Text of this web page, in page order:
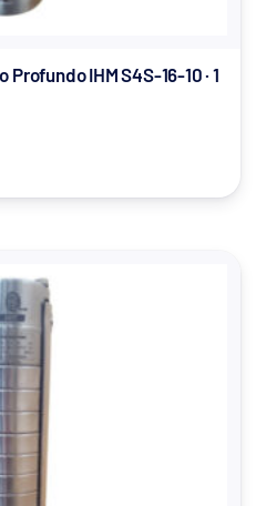
IHM S4S-16-10 · 1